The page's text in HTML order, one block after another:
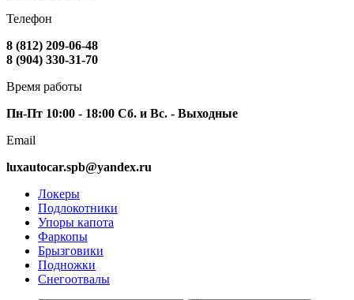
Телефон
8 (812) 209-06-48
8 (904) 330-31-70
Время работы
Пн-Пт 10:00 - 18:00 Сб. и Вс. - Выходные
Email
luxautocar.spb@yandex.ru
Локеры
Подлокотники
Упоры капота
Фаркопы
Брызговики
Подножки
Снегоотвалы